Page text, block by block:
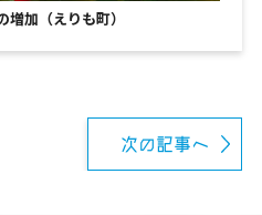
加（えりも町）
次の記事へ